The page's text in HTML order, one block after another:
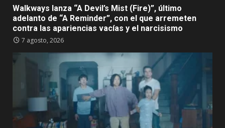
Walkways lanza “A Devil’s Mist (Fire)”, último
adelanto de “A Reminder”, con el que arremeten
contra las apariencias vacías y el narcisismo
7 agosto, 2026